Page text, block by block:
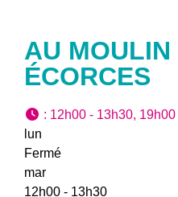
AU MOULIN
ÉCORCES
: 12h00 - 13h30,
lun
Fermé
mar
12h00 - 13h30